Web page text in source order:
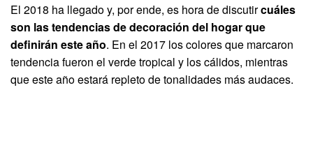
El 2018 ha llegado y, por ende, es hora de discutircuáles
son las tendencias de decoración del hogar que
definirán este año. En el 2017 los colores que marcaron
tendencia fueron el verde tropical y los cálidos, mientras
que este año estará repleto de tonalidades más audaces.